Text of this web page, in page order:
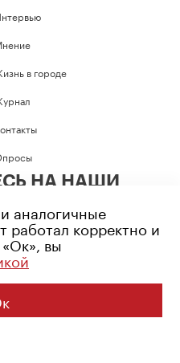
в городе
НА НАШИ
16+
защищены
аналогичные
работал корректно и
вы